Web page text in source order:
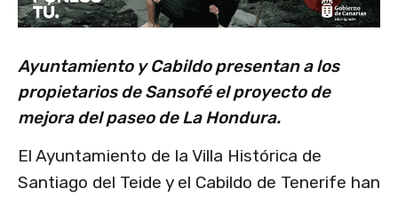
Ayuntamiento y Cabildo presentan a los
propietarios de Sansofé el proyecto de
mejora del paseo de La Hondura.
El Ayuntamiento de la Villa Histórica de
Santiago del Teide y el Cabildo de Tenerife han